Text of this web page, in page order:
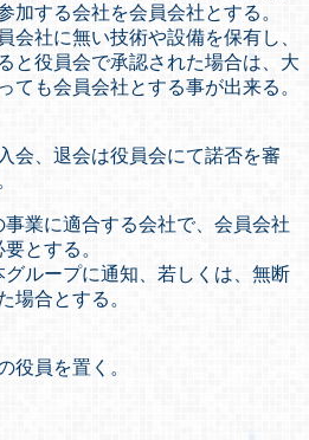
加する会社を会員会社とする。
会社に無い技術や設備を保有し、
と役員会で承認された場合は、大
ても会員会社とする事が出来る。
、退会は役員会にて諾否を審
事業に適合する会社で、会員会社
とする。
ループに通知、若しくは、無断
場合とする。
員を置く。